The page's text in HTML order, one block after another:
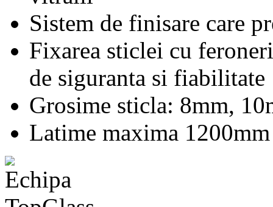
Sistem de finisare care
Fixarea sticlei cu
de siguranta si fiabilitate
Grosime sticla: 8mm,
Latime maxima 1200mm